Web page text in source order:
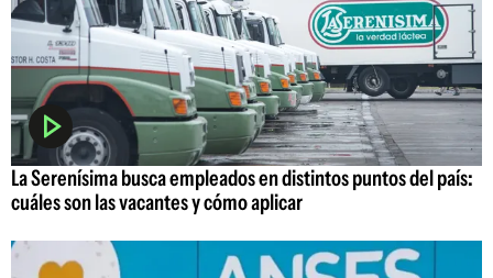
La Serenísima busca empleados en distintos puntos del país:
cuáles son las vacantes y cómo aplicar